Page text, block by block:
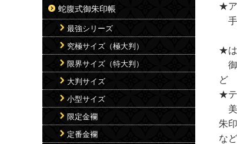
★ア
手
★
御
ど
★
美
朱
など
蛇腹式御朱印帳
最強シリーズ
究極サイズ（極大判）
限界サイズ（特大判）
大判サイズ
小型サイズ
限定金襴
定番金襴